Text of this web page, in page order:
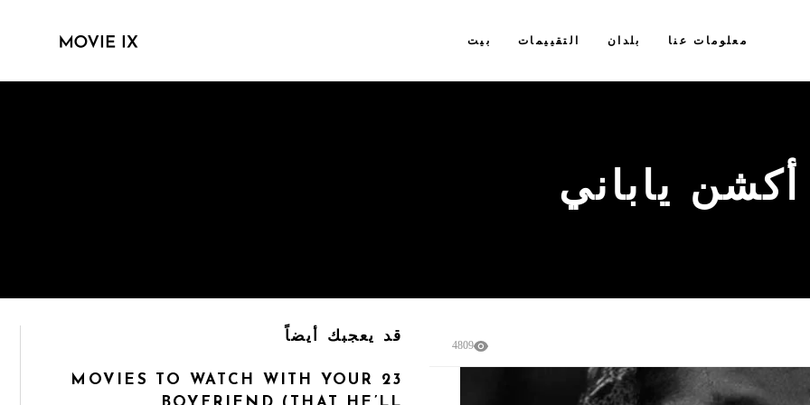
بيت التقييمات بلدان معلومات عنا
4809
قد يعجبك أيضاً
23 MOVIES TO WATCH WITH YOUR